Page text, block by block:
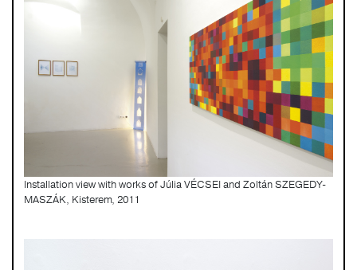
Installation view with works of Júlia VÉCSEI and Zoltán SZEGEDY-
MASZÁK, Kisterem, 2011